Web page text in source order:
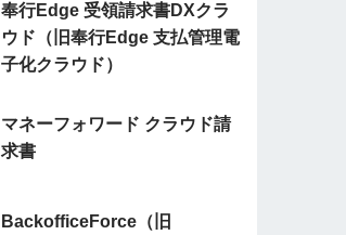
奉行Edge 受領請求書DXクラ
ウド（旧奉行Edge 支払管理電
子化クラウド）
マネーフォワード クラウド請
求書
BackofficeForce（旧